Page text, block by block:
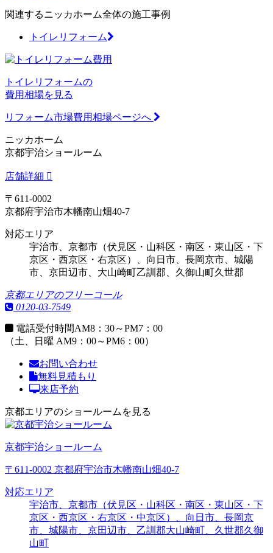
関連するニッカホーム全体の施工事例
トイレリフォーム
トイレリフォームの
費用相場を見る
リフォーム市場費用相場ページへ
ニッカホーム
京都宇治ショールーム
店舗詳細
〒611-0002
京都府宇治市木幡南山畑40-7
対応エリア
宇治市、京都市（伏見区・山科区・南区・東山区・下
京区・西京区・右京区）、向日市、長岡京市、城陽
市、京田辺市、大山崎町乙訓郡、久御山町久世郡
京都エリアのフリーコール
0120-03-7549
電話受付時間AM8：30～PM7：00
（土、日曜 AM9：00～PM6：00）
お問い合わせ
無料見積もり
来店予約
京都エリアのショールームを見る
京都宇治ショールーム
〒611-0002 京都府宇治市木幡南山畑40-7
対応エリア
宇治市、京都市（伏見区・山科区・南区・東山区・下
京区・西京区・右京区・中京区）、向日市、長岡京
市、城陽市、京田辺市、乙訓郡大山崎町、久世郡久御
山町